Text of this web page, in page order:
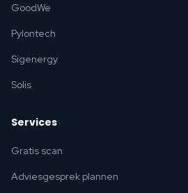
GoodWe
Pylontech
Sigenergy
Solis
Services
Gratis scan
Adviesgesprek plannen